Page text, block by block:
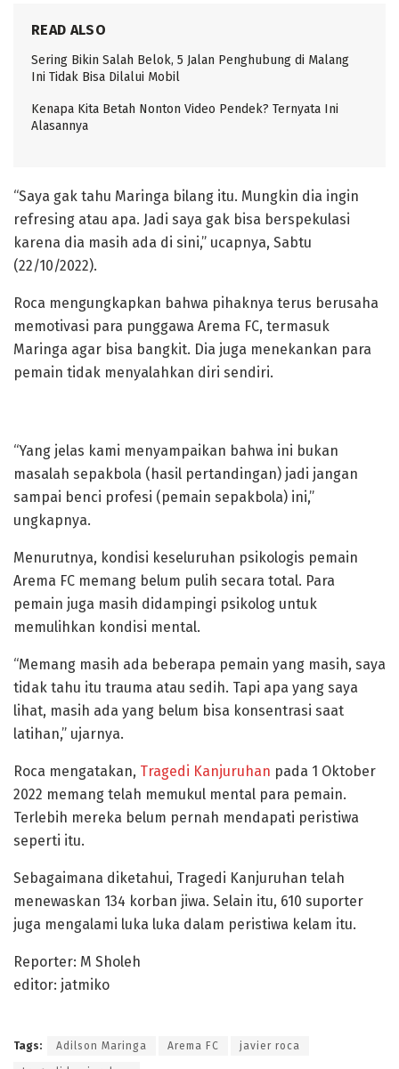
READ ALSO
Sering Bikin Salah Belok, 5 Jalan Penghubung di Malang
Ini Tidak Bisa Dilalui Mobil
Kenapa Kita Betah Nonton Video Pendek? Ternyata Ini
Alasannya
“Saya gak tahu Maringa bilang itu. Mungkin dia ingin
refresing atau apa. Jadi saya gak bisa berspekulasi
karena dia masih ada di sini,” ucapnya, Sabtu
(22/10/2022).
Roca mengungkapkan bahwa pihaknya terus berusaha
memotivasi para punggawa Arema FC, termasuk
Maringa agar bisa bangkit. Dia juga menekankan para
pemain tidak menyalahkan diri sendiri.
“Yang jelas kami menyampaikan bahwa ini bukan
masalah sepakbola (hasil pertandingan) jadi jangan
sampai benci profesi (pemain sepakbola) ini,”
ungkapnya.
Menurutnya, kondisi keseluruhan psikologis pemain
Arema FC memang belum pulih secara total. Para
pemain juga masih didampingi psikolog untuk
memulihkan kondisi mental.
“Memang masih ada beberapa pemain yang masih, saya
tidak tahu itu trauma atau sedih. Tapi apa yang saya
lihat, masih ada yang belum bisa konsentrasi saat
latihan,” ujarnya.
Roca mengatakan, Tragedi Kanjuruhan pada 1 Oktober
2022 memang telah memukul mental para pemain.
Terlebih mereka belum pernah mendapati peristiwa
seperti itu.
Sebagaimana diketahui, Tragedi Kanjuruhan telah
menewaskan 134 korban jiwa. Selain itu, 610 suporter
juga mengalami luka luka dalam peristiwa kelam itu.
Reporter: M Sholeh
editor: jatmiko
Tags: Adilson Maringa Arema FC javier roca